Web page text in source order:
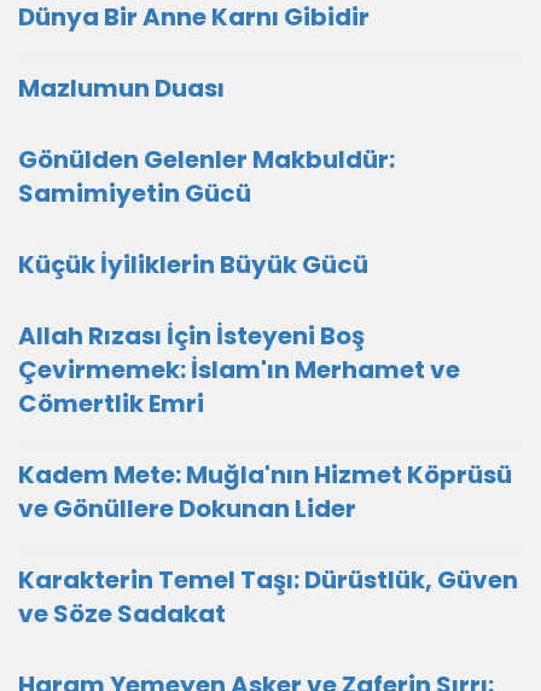
Dünya Bir Anne Karnı Gibidir
Mazlumun Duası
​Gönülden Gelenler Makbuldür:
Samimiyetin Gücü
Küçük İyiliklerin Büyük Gücü
Allah Rızası İçin İsteyeni Boş
Çevirmemek: İslam'ın Merhamet ve
Cömertlik Emri
Kadem Mete: Muğla'nın Hizmet Köprüsü
ve Gönüllere Dokunan Lider
Karakterin Temel Taşı: Dürüstlük, Güven
ve Söze Sadakat